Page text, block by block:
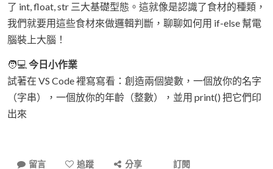
了 int, float, str 三大基礎型態。這就像是認識了食材的種類，
我們就要用這些食材來做邏輯判斷，聊聊如何用 if-else 幫電
腦裝上大腦！
🧑💻 今日小作業
試著在 VS Code 裡寫寫看：創造兩個變數，一個放你的名字
（字串），一個放你的年齡（整數），並用 print() 把它們印
出來
留言 追蹤 分享 訂閱